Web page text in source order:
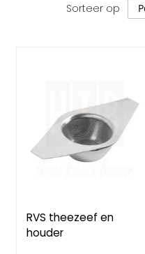
Sorteer op
RVS theezeef en
houder